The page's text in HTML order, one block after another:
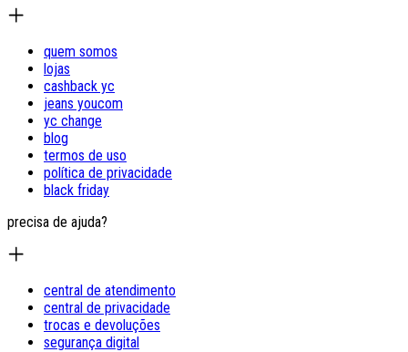
quem somos
lojas
cashback yc
jeans youcom
yc change
blog
termos de uso
política de privacidade
black friday
precisa de ajuda?
central de atendimento
central de privacidade
trocas e devoluções
segurança digital